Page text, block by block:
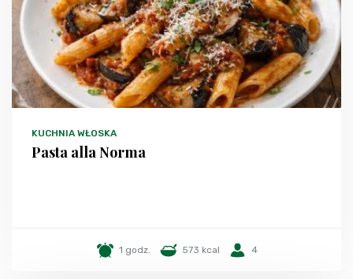
KUCHNIA WŁOSKA
Pasta alla Norma
1 godz. 573 kcal 4